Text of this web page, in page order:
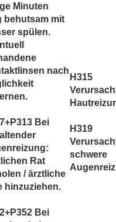
Minuten
behutsam mit
spülen.
nach
Bei
Rat
/ ärztliche
hinzuziehen.
Bei
H315
H319
schwere